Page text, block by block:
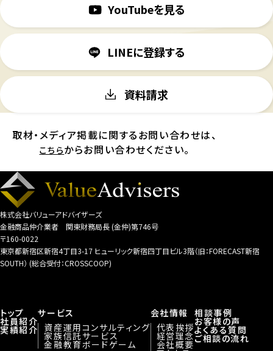
YouTubeを見る
LINEに登録する
資料請求
取材・メディア掲載に関するお問い合わせは、
こちらからお問い合わせください。
株式会社バリューアドバイザーズ
金融商品仲介業者 関東財務局長 (金仲)第746号
〒160-0022
東京都新宿区新宿4丁目3-17 ヒューリック新宿四丁目ビル3階（旧：FORECAST新宿
SOUTH） (総合受付：CROSSCOOP)
トップ
社員紹介
実績紹介
サービス
資産運用コンサルティング
家族信託サービス
金融教育ボードゲーム
会社情報
代表挨拶
経営理念
会社概要
相談事例
お客様の声
よくある質問
ご相談の流れ